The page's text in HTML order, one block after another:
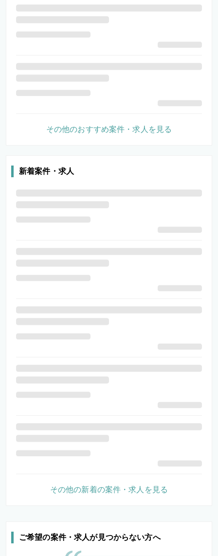
ご希望の案件・求人が見つからない方へ
その他のおすすめ案件・求人を見る
新着案件・求人
その他の新着の案件・求人を見る